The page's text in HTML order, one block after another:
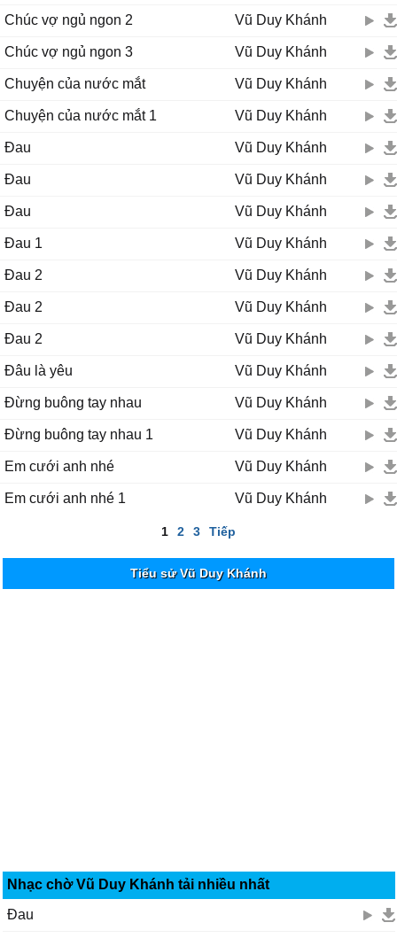
Chúc vợ ngủ ngon 2 Vũ Duy Khánh
Chúc vợ ngủ ngon 3 Vũ Duy Khánh
Chuyện của nước mắt Vũ Duy Khánh
Chuyện của nước mắt 1 Vũ Duy Khánh
Đau Vũ Duy Khánh
Đau Vũ Duy Khánh
Đau Vũ Duy Khánh
Đau 1 Vũ Duy Khánh
Đau 2 Vũ Duy Khánh
Đau 2 Vũ Duy Khánh
Đau 2 Vũ Duy Khánh
Đâu là yêu Vũ Duy Khánh
Đừng buông tay nhau Vũ Duy Khánh
Đừng buông tay nhau 1 Vũ Duy Khánh
Em cưới anh nhé Vũ Duy Khánh
Em cưới anh nhé 1 Vũ Duy Khánh
1 2 3 Tiếp
Tiểu sử Vũ Duy Khánh
Nhạc chờ Vũ Duy Khánh tải nhiều nhất
Đau